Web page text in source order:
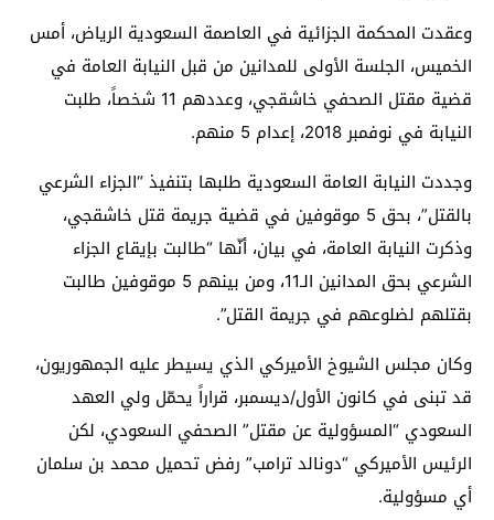
وعقدت المحكمة الجزائية في العاصمة السعودية الرياض، أمس
الخميس، الجلسة الأولى للمدانين من قبل النيابة العامة في
قضية مقتل الصحفي خاشقجي، وعددهم 11 شخصاً، طلبت
النيابة في نوفمبر 2018، إعدام 5 منهم.
وجددت النيابة العامة السعودية طلبها بتنفيذ “الجزاء الشرعي
بالقتل”، بحق 5 موقوفين في قضية جريمة قتل خاشقجي،
وذكرت النيابة العامة، في بيان، أنّها “طالبت بإيقاع الجزاء
الشرعي بحق المدانين الـ11، ومن بينهم 5 موقوفين طالبت
بقتلهم لضلوعهم في جريمة القتل”.
وكان مجلس الشيوخ الأميركي الذي يسيطر عليه الجمهوريون،
قد تبنى في كانون الأول/ديسمبر، قراراً يحمّل ولي العهد
السعودي “المسؤولية عن مقتل” الصحفي السعودي، لكن
الرئيس الأميركي “دونالد ترامب” رفض تحميل محمد بن سلمان
أي مسؤولية.